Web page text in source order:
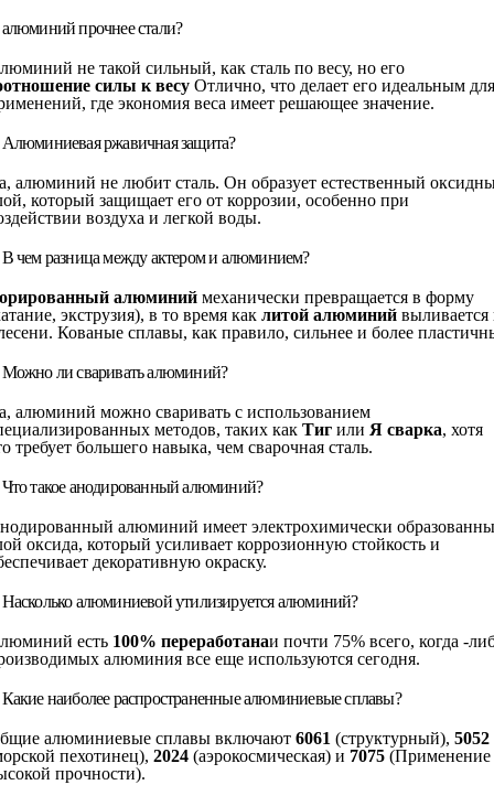
прочнее стали?
не такой сильный, как сталь по весу, но его
силы к весу Отлично, что делает его идеальным для
где экономия веса имеет решающее значение.
Алюминиевая ржавичная защита?
алюминий не любит сталь. Он образует естественный
который защищает его от коррозии, особенно при
воздуха и легкой воды.
В чем разница между актером и алюминием?
алюминий механически превращается в форму
экструзия), в то время как литой алюминий выливается
Кованые сплавы, как правило, сильнее и более
Можно ли сваривать алюминий?
алюминий можно сваривать с использованием
методов, таких как Тиг или Я сварка, хотя
требует большего навыка, чем сварочная сталь.
Что такое анодированный алюминий?
алюминий имеет электрохимически
оксида, который усиливает коррозионную стойкость и
декоративную окраску.
Насколько алюминиевой утилизируется алюминий?
есть 100% переработанаи почти 75% всего, когда -
алюминия все еще используются сегодня.
наиболее распространенные алюминиевые сплавы?
алюминиевые сплавы включают 6061 (структурный), 5052
пехотинец), 2024 (аэрокосмическая) и 7075 (Применение
прочности).